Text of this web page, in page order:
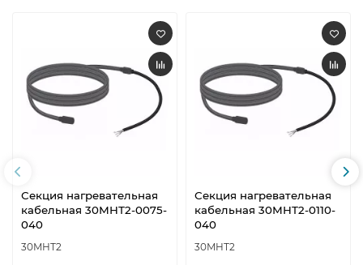
Секция нагревательная
кабельная 30МНТ2-0075-
040
30МНТ2
Секция нагревательная
кабельная 30МНТ2-0110-
040
30МНТ2